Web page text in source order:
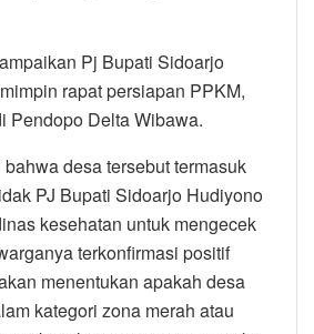
Pj Bupati Sidoarjo
rapat persiapan PPKM,
Pendopo Delta Wibawa.
desa tersebut termasuk
PJ Bupati Sidoarjo Hudiyono
kesehatan untuk mengecek
terkonfirmasi positif
menentukan apakah desa
kategori zona merah atau